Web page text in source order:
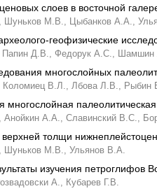
слоев в восточной
Шуньков М.В., Цыбанков А.А.,
геофизические
Папин Д.В., Федорук А.С., Шамшин
многослойных
Коломиец В.Л., Лбова Л.В., Рыбин
многослойная
Анойкин А.А., Славинский В.С.,
толщи
Шуньков М.В., Ульянов В.А.
изучения петроглифов
А., Кубарев Г.В.